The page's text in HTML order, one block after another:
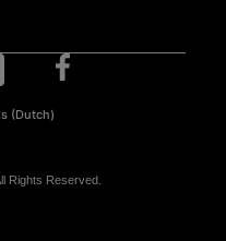
Rights Reserved.
(Dutch)